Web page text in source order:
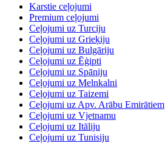
Karstie ceļojumi
Premium ceļojumi
Ceļojumi uz Turciju
Ceļojumi uz Grieķiju
Ceļojumi uz Bulgāriju
Ceļojumi uz Ēģipti
Ceļojumi uz Spāniju
Ceļojumi uz Melnkalni
Ceļojumi uz Taizemi
Ceļojumi uz Apv. Arābu Emirātiem
Ceļojumi uz Vjetnamu
Ceļojumi uz Itāliju
Ceļojumi uz Tunisiju